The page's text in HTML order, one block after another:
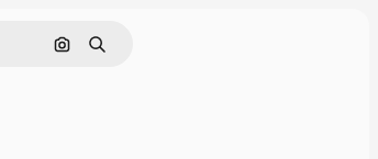
Rechercher par image
Rechercher